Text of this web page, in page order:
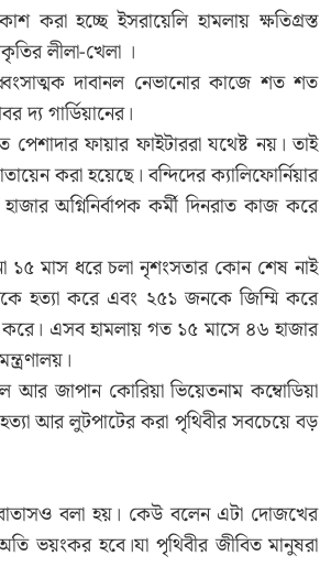
করা হচ্ছে ইসরায়েলি হামলায় ক্ষতিগ্রস্ত
লীলা-খেলা ।
ধ্বংসাত্মক দাবানল নেভানোর কাজে শত শত
দ্য গার্ডিয়ানের।
ফায়ার ফাইটাররা যথেষ্ট নয়। তাই
করা হয়েছে। বন্দিদের ক্যালিফোর্নিয়ার
অগ্নিনির্বাপক কর্মী দিনরাত কাজ করে
১৫ মাস ধরে চলা নৃশংসতার কোন শেষ নাই
হত্যা করে এবং ২৫১ জনকে জিম্মি করে
করে। এসব হামলায় গত ১৫ মাসে ৪৬ হাজার
জাপান কোরিয়া ভিয়েতনাম কম্বোডিয়া
আর লুটপাটের করা পৃথিবীর সবচেয়ে বড়
বলা হয়। কেউ বলেন এটা দোজখের
হবে।যা পৃথিবীর জীবিত মানুষরা